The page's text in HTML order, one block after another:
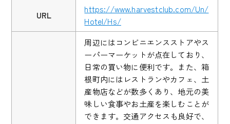
URL
https://www.harvestclub.com/Un/
Hotel/Hs/
周辺にはコンビニエンスストアやス
ーパーマーケットが点在しており、
日常の買い物に便利です。また、箱
根町内にはレストランやカフェ、土
産物店などが数多くあり、地元の美
味しい食事やお土産を楽しむことが
できます。交通アクセスも良好で、